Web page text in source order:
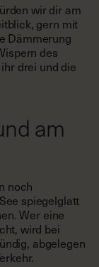
wir dir am
gern mit
Dämmerung
des
drei und die
am
noch
spiegelglatt
Wer eine
wird bei
abgelegen